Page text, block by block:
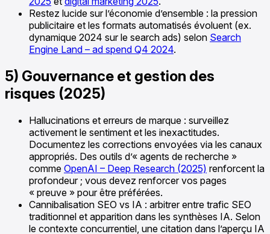
Restez lucide sur l’économie d’ensemble : la pression
publicitaire et les formats automatisés évoluent (ex.
dynamique 2024 sur le search ads) selon Search
Engine Land – ad spend Q4 2024.
5) Gouvernance et gestion des
risques (2025)
Hallucinations et erreurs de marque : surveillez
activement le sentiment et les inexactitudes.
Documentez les corrections envoyées via les canaux
appropriés. Des outils d’« agents de recherche »
comme OpenAI – Deep Research (2025) renforcent la
profondeur ; vous devez renforcer vos pages
« preuve » pour être préférées.
Cannibalisation SEO vs IA : arbitrer entre trafic SEO
traditionnel et apparition dans les synthèses IA. Selon
le contexte concurrentiel, une citation dans l’aperçu IA